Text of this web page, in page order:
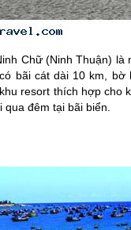
Chữ (Ninh Thuận)
bãi cát dài 10 km,
resort thích hợp cho
qua đêm tại bãi biển.